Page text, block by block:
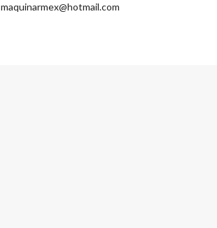
maquinarmex@hotmail.com